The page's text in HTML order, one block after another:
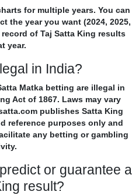
for multiple years. You can
the year you want (2024, 2025,
of Taj Satta King results
year.
in India?
Matka betting are illegal in
Act of 1867. Laws may vary
publishes Satta King
reference purposes only and
any betting or gambling
or guarantee a
result?